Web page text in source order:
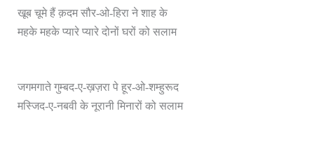
खूब चूमे हैं क़दम सौर-ओ-हिरा ने शाह के
महके महके प्यारे प्यारे दोनों घरों को सलाम
जगमगाते गुम्बद-ए-ख़ज़रा पे हूर-ओ-शम्हुरूद
मस्जिद-ए-नबवी के नूरानी मिनारों को सलाम